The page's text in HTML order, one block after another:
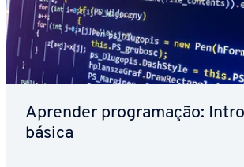
Aprender pro­gra­ma­ção:
básica